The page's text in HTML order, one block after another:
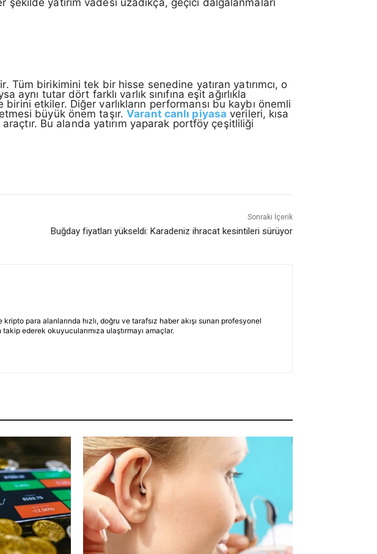
şekilde yatırım vadesi uzadıkça, geçici dalgalanmaları
Tüm birikimini tek bir hisse senedine yatıran yatırımcı, o
tutar dört farklı varlık sınıfına eşit ağırlıkla
etkiler. Diğer varlıkların performansı bu kaybı önemli
büyük önem taşır.Varant canlı piyasa verileri, kısa
Bu alanda yatırım yaparak portföy çeşitliliği
Sonraki İçerik
Buğday fiyatları yükseldi: Karadeniz ihracat kesintileri sürüyor
para alanlarında hızlı, doğru ve tarafsız haber akışı sunan profesyonel
ederek okuyucularımıza ulaştırmayı amaçlar.